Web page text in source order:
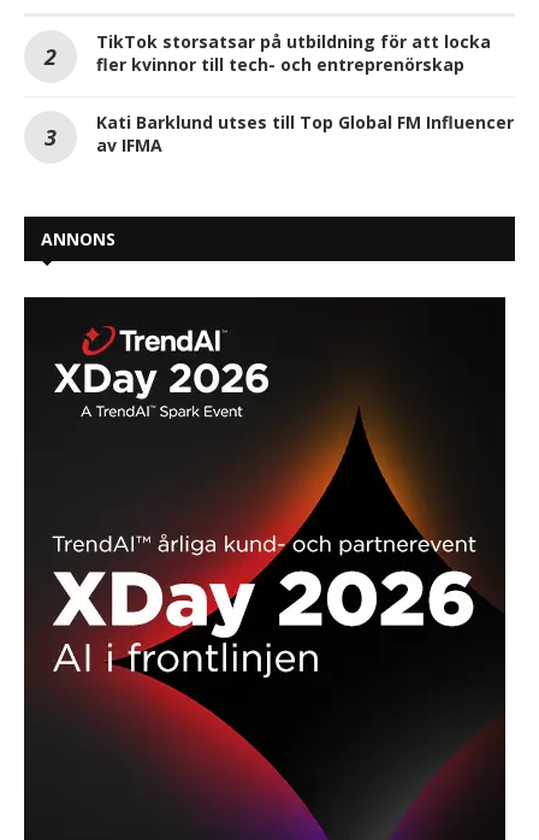
TikTok storsatsar på utbildning för att locka
fler kvinnor till tech- och entreprenörskap
Kati Barklund utses till Top Global FM Influencer
av IFMA
ANNONS